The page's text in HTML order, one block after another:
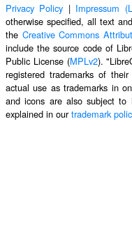
Privacy Policy | Impressum
otherwise specified, all text
the Creative Commons
include the source code of
Public License (MPLv2).
registered trademarks of
actual use as trademarks in
and icons are also subject to
explained in ourtrademark